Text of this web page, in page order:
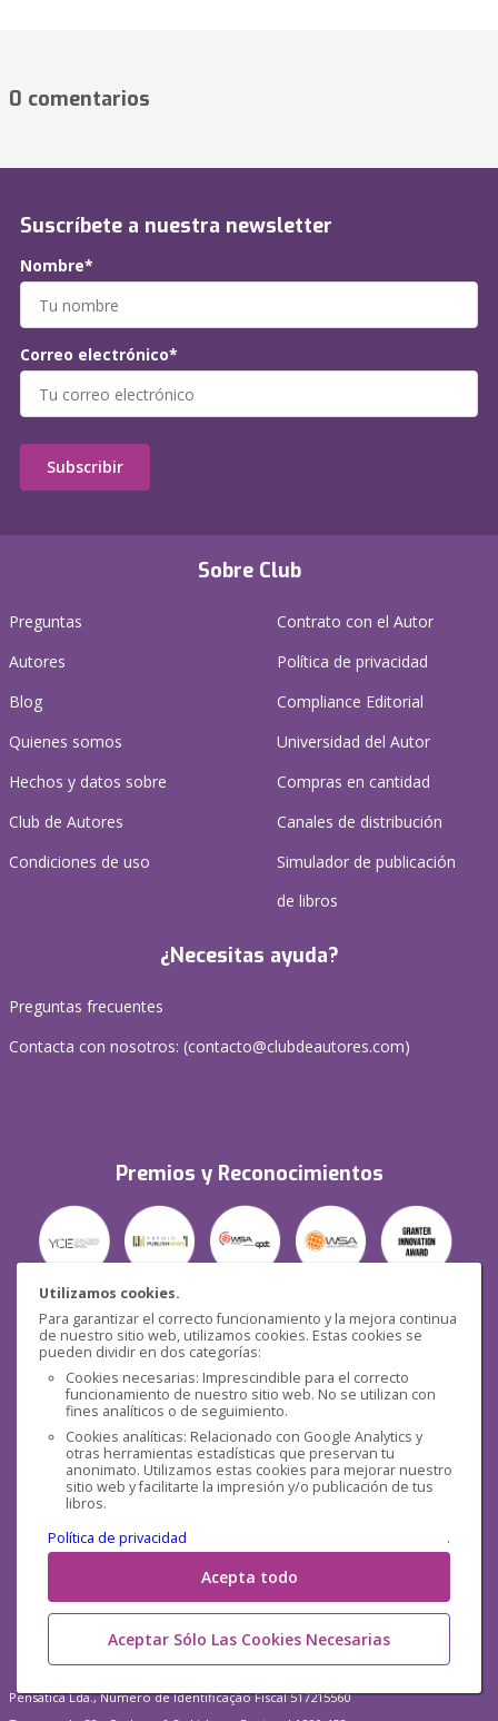
Utilizamos cookies.
Para garantizar el correcto funcionamiento y la mejora continua
de nuestro sitio web, utilizamos cookies. Estas cookies se
pueden dividir en dos categorías:
Cookies necesarias: Imprescindible para el correcto
funcionamiento de nuestro sitio web. No se utilizan con
fines analíticos o de seguimiento.
Cookies analíticas: Relacionado con Google Analytics y
otras herramientas estadísticas que preservan tu
anonimato. Utilizamos estas cookies para mejorar nuestro
sitio web y facilitarte la impresión y/o publicación de tus
libros.
Política de privacidad
.
Acepta todo
Aceptar Sólo Las Cookies Necesarias
0 comentarios
Sobre Club
Preguntas
Autores
Blog
Quienes somos
Hechos y datos sobre
Club de Autores
Condiciones de uso
Contrato con el Autor
Política de privacidad
Compliance Editorial
Universidad del Autor
Compras en cantidad
Canales de distribución
Simulador de publicación
de libros
¿Necesitas ayuda?
Preguntas frecuentes
Contacta con nosotros: (contacto@clubdeautores.com)
Premios y Reconocimientos
Seguridad
Redes sociales
Suscríbete a nuestra newsletter
Nombre*
Correo electrónico*
Subscribir
Pensática Lda., Número de Identificação Fiscal 517215560